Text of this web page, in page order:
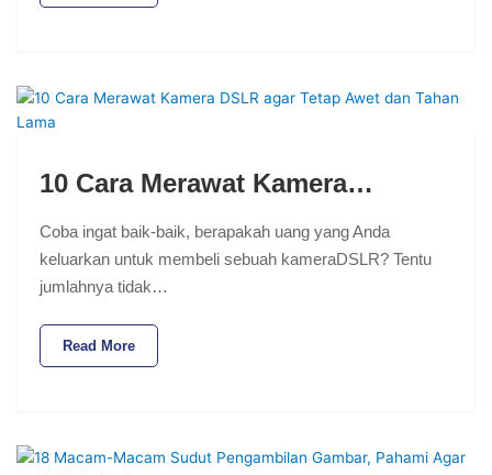
10 Cara Merawat Kamera…
Coba ingat baik-baik, berapakah uang yang Anda
keluarkan untuk membeli sebuah kameraDSLR? Tentu
jumlahnya tidak…
Read More